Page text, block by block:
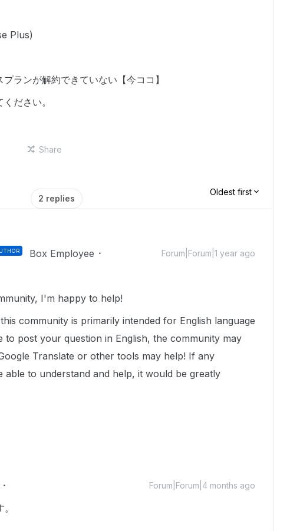
Plus)
プランが解約できていない【今ココ】
ださい。
Share
2 replies
Oldest first
Box Employee Forum|Forum|1 year ago
I'm happy to help!
community is primarily intended for English language
to post your question in English, the community may
Translate or other tools may help! If any
able to understand and help, it would be greatly
Forum|Forum|4 months ago